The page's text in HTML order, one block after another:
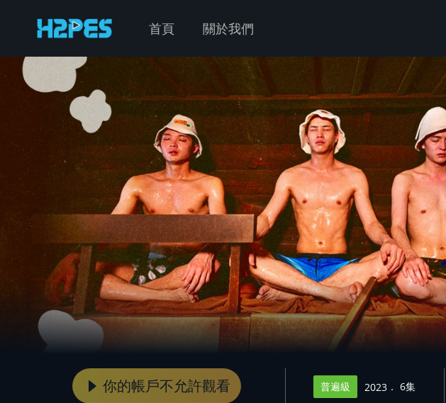
首頁 關於我們
你的帳戶不允許觀看 普遍級 2023 ． 6集